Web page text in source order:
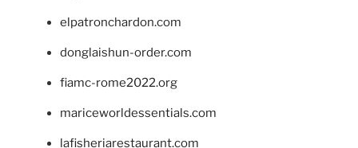
elpatronchardon.com
donglaishun-order.com
fiamc-rome2022.org
mariceworldessentials.com
lafisheriarestaurant.com